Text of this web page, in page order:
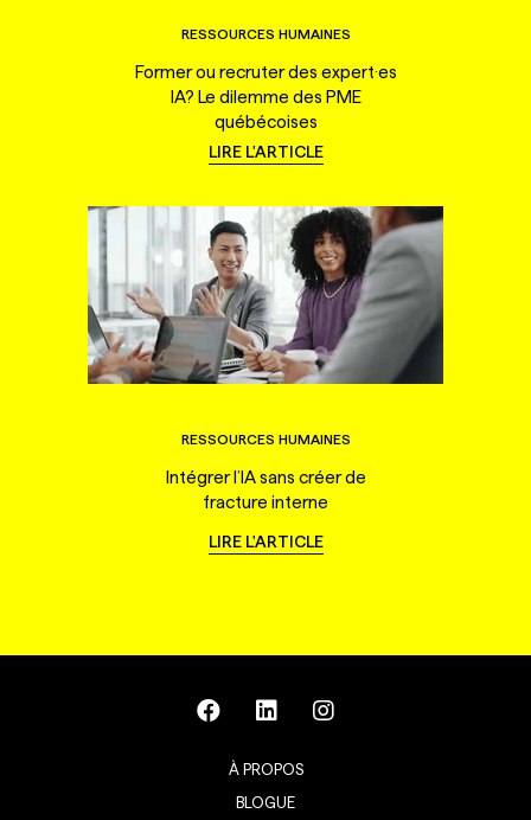
RESSOURCES HUMAINES
Former ou recruter des expert·es
IA? Le dilemme des PME
québécoises
LIRE L'ARTICLE
RESSOURCES HUMAINES
Intégrer l’IA sans créer de
fracture interne
LIRE L'ARTICLE
À PROPOS
BLOGUE